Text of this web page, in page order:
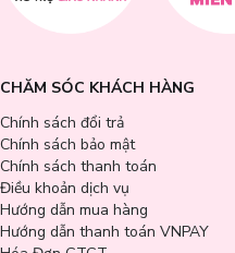
CHĂM SÓC KHÁCH HÀNG
Chính sách đổi trả
Chính sách bảo mật
Chính sách thanh toán
Điều khoản dịch vụ
Hướng dẫn mua hàng
Hướng dẫn thanh toán VNPAY